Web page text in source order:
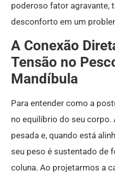
poderoso fator agravante,
desconforto em um
A Conexão
Tensão no
Mandíbula
Para entender como a
no equilíbrio do seu corpo.
pesada e, quando está
seu peso é sustentado de
coluna. Ao projetarmos a